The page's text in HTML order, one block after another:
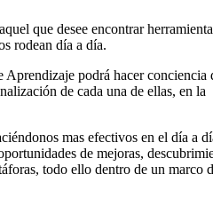
que desee encontrar
rodean día a día.
podrá hacer conciencia
de cada una de ellas, en la
mas efectivos en el día a
de mejoras,
todo ello dentro de un marco